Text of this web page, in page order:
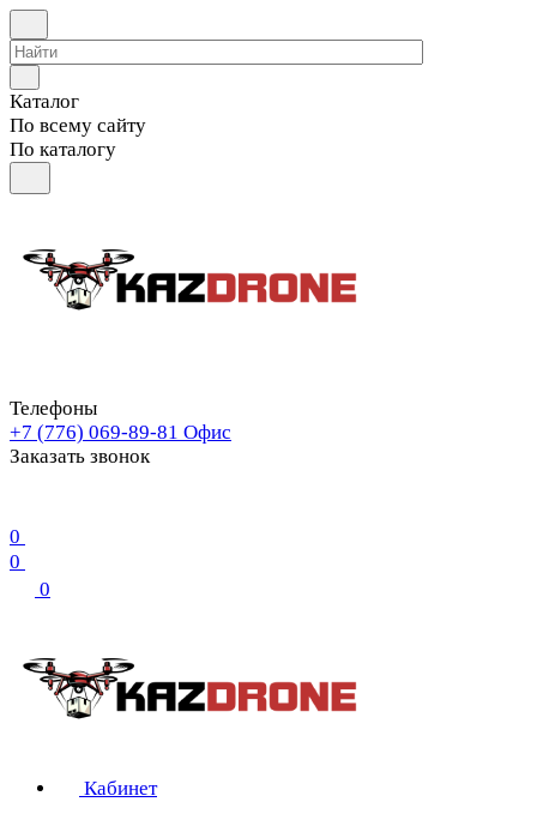
Каталог
По всему сайту
По каталогу
Телефоны
+7 (776) 069-89-81 Офис
Заказать звонок
0
0
0
Кабинет